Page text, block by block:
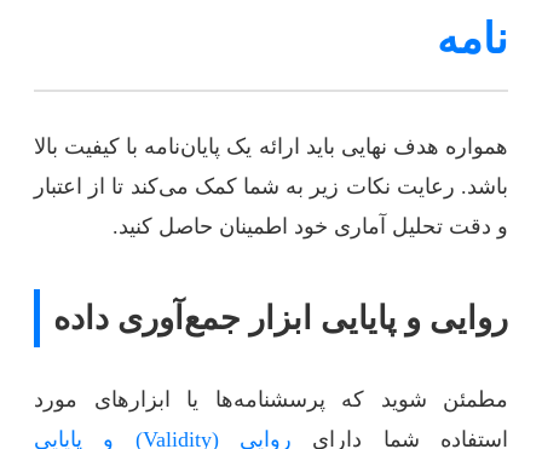
نامه
همواره هدف نهایی باید ارائه یک پایان‌نامه با کیفیت بالا
باشد. رعایت نکات زیر به شما کمک می‌کند تا از اعتبار
و دقت تحلیل آماری خود اطمینان حاصل کنید.
روایی و پایایی ابزار جمع‌آوری داده
مطمئن شوید که پرسشنامه‌ها یا ابزارهای مورد
استفاده شما دارای
روایی (Validity) و پایایی